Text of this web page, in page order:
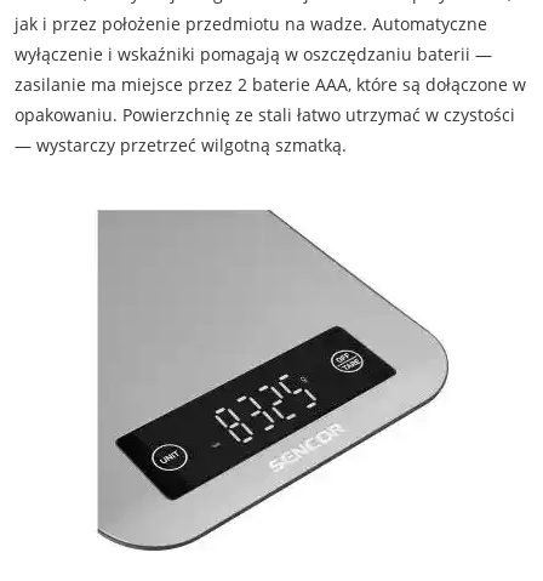
jak i przez położenie przedmiotu na wadze. Automatyczne
wyłączenie i wskaźniki pomagają w oszczędzaniu baterii —
zasilanie ma miejsce przez 2 baterie AAA, które są dołączone w
opakowaniu. Powierzchnię ze stali łatwo utrzymać w czystości
— wystarczy przetrzeć wilgotną szmatką.